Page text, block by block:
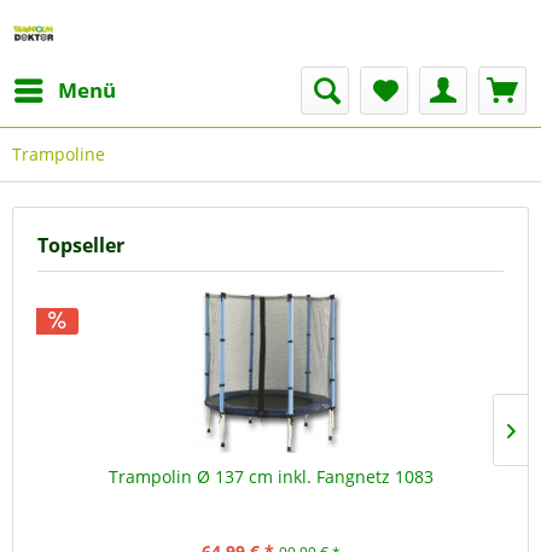
Menü
Trampoline
Topseller
Trampolin Ø 137 cm inkl. Fangnetz 1083